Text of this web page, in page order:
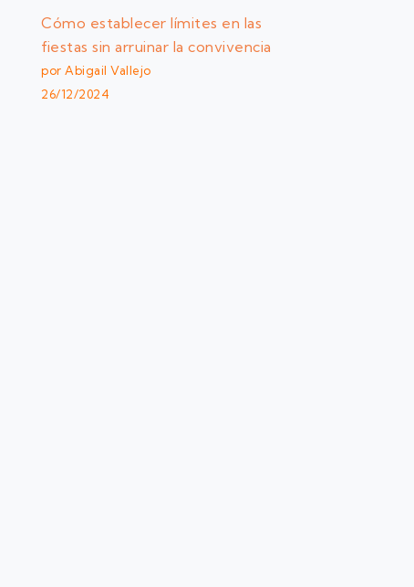
Cómo establecer límites en las
fiestas sin arruinar la convivencia
por Abigail Vallejo
26/12/2024